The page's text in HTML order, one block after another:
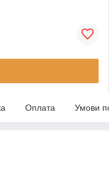
Оплата Умови